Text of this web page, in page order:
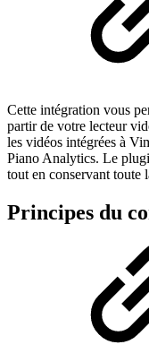
Cette intégration vous
partir de votre lecteur
les vidéos intégrées à
Piano Analytics. Le
tout en conservant
Principes du